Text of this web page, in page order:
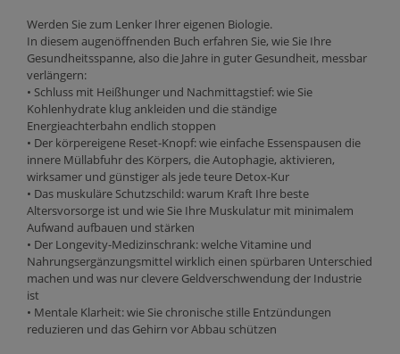
Werden Sie zum Lenker Ihrer eigenen Biologie.
In diesem augenöffnenden Buch erfahren Sie, wie Sie Ihre
Gesundheitsspanne, also die Jahre in guter Gesundheit, messbar
verlängern:
• Schluss mit Heißhunger und Nachmittagstief: wie Sie
Kohlenhydrate klug ankleiden und die ständige
Energieachterbahn endlich stoppen
• Der körpereigene Reset-Knopf: wie einfache Essenspausen die
innere Müllabfuhr des Körpers, die Autophagie, aktivieren,
wirksamer und günstiger als jede teure Detox-Kur
• Das muskuläre Schutzschild: warum Kraft Ihre beste
Altersvorsorge ist und wie Sie Ihre Muskulatur mit minimalem
Aufwand aufbauen und stärken
• Der Longevity-Medizinschrank: welche Vitamine und
Nahrungsergänzungsmittel wirklich einen spürbaren Unterschied
machen und was nur clevere Geldverschwendung der Industrie
ist
• Mentale Klarheit: wie Sie chronische stille Entzündungen
reduzieren und das Gehirn vor Abbau schützen